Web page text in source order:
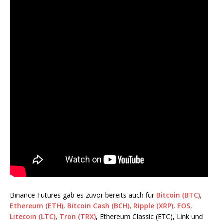
Binance Futures gab es zuvor bereits auch für Bitcoin (BTC),
Ethereum (ETH), Bitcoin Cash (BCH), Ripple (XRP), EOS,
Litecoin (LTC), Tron (TRX), Ethereum Classic (ETC), Link und